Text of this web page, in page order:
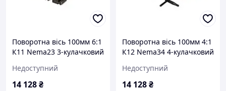
Поворотна вісь 100мм 6:1
К11 Nema23 3-кулачковий
Недоступний
14 128₴
Поворотна вісь 100мм 4:1
К12 Nema34 4-кулачковий
Недоступний
14 128₴